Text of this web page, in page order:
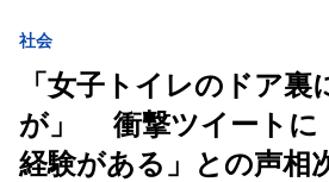
社会
「女子トイレのドア裏
が」 衝撃ツイートに
経験がある」との声相